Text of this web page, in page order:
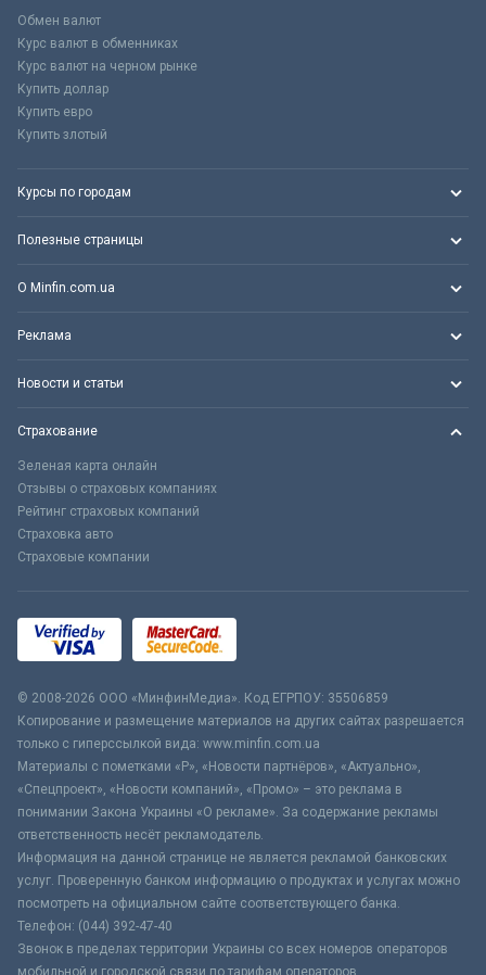
Обмен валют
Курс валют в обменниках
Курс валют на черном рынке
Купить доллар
Купить евро
Купить злотый
Курсы по городам
Полезные страницы
О Minfin.com.ua
Реклама
Новости и статьи
Страхование
Зеленая карта онлайн
Отзывы о страховых компаниях
Рейтинг страховых компаний
Страховка авто
Страховые компании
© 2008-2026 ООО «МинфинМедиа». Код ЕГРПОУ: 35506859
Копирование и размещение материалов на других сайтах разрешается
только с гиперссылкой вида: www.minfin.com.ua
Материалы с пометками «Р», «Новости партнёров», «Актуально»,
«Спецпроект», «Новости компаний», «Промо» – это реклама в
понимании Закона Украины «О рекламе». За содержание рекламы
ответственность несёт рекламодатель.
Информация на данной странице не является рекламой банковских
услуг. Проверенную банком информацию о продуктах и услугах можно
посмотреть на официальном сайте соответствующего банка.
Телефон: (044) 392-47-40
Звонок в пределах территории Украины со всех номеров операторов
мобильной и городской связи по тарифам операторов